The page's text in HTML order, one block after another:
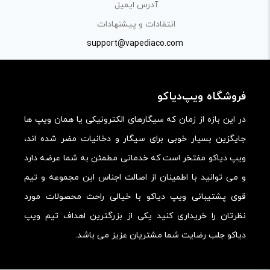
آدرس ایمیل
انتقادات و پیشنهادات
support@vapediaco.com
فروشگاه ویپ‌دیاکو
در این بازه از زمان که سیگارهای الکترونیکی یا همان ویپ ها
جایگزین بسیار خوبی برای سیگار و دخانیات مضر شده اند،
ویپ دیاکو مفتخر است که خدماتی مطمئن به شما عرضه دارد
و می توانید با اطمینان از اصالت اجناس این مجموعه و تیم
قوی پشتیبانی ویپ دیاکو با خیالی راحت محصولات مورد
نظرتان را خریداری کنید یکی از بزرگترین اهداف تیم ویپ
دیاکو جلب رضایت شما مشتریان عزیز می باشد.